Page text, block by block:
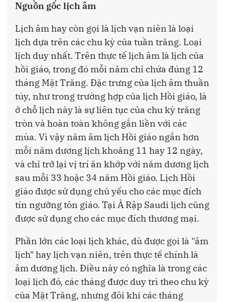
Nguồn gốc lịch âm
Lịch âm hay còn gọi là lịch vạn niên là loại
lịch dựa trên các chu kỳ của tuần trăng. Loại
lịch duy nhất. Trên thực tế lịch âm là lịch của
hồi giáo, trong đó mỗi năm chỉ chứa đúng 12
tháng Mặt Trăng. Đặc trưng của lịch âm thuần
túy, như trong trường hợp của lịch Hồi giáo, là
ở chỗ lịch này là sự liên tục của chu kỳ trăng
tròn và hoàn toàn không gắn liền với các
mùa. Vì vậy năm âm lịch Hồi giáo ngắn hơn
mỗi năm dương lịch khoảng 11 hay 12 ngày,
và chỉ trở lại vị trí ăn khớp với năm dương lịch
sau mỗi 33 hoặc 34 năm Hồi giáo. Lịch Hồi
giáo được sử dụng chủ yếu cho các mục đích
tín ngưỡng tôn giáo. Tại Ả Rập Saudi lịch cũng
được sử dụng cho các mục đích thương mại.
Phần lớn các loại lịch khác, dù được gọi là "âm
lịch" hay lịch vạn niên, trên thực tế chính là
âm dương lịch. Điều này có nghĩa là trong các
loại lịch đó, các tháng được duy trì theo chu kỳ
của Mặt Trăng, nhưng đôi khi các tháng